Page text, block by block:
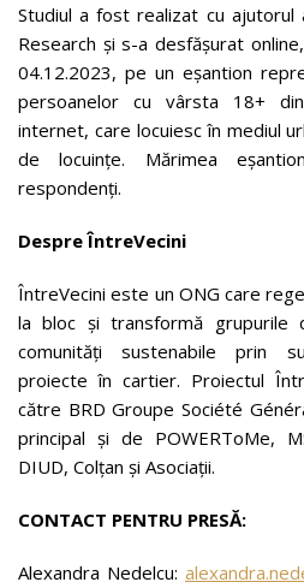
Studiul a fost realizat cu ajutorul
Research și s-a desfăşurat
04.12.2023, pe un eșantion
persoanelor cu vârsta 18+
internet, care locuiesc în mediul
de locuințe. Mărimea
respondenți.
Despre ÎntreVecini
ÎntreVecini este un ONG care
la bloc și transformă grupurile
comunități sustenabile prin
proiecte în cartier. Proiectul
către BRD Groupe Société
principal și de POWERToMe,
DIUD, Colțan și Asociații.
CONTACT PENTRU PRESĂ:
Alexandra Nedelcu: